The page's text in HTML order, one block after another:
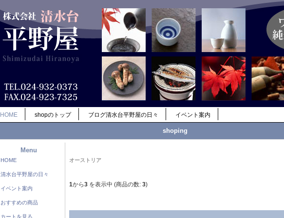
HOME shopのトップ ブログ清水台平野屋の日々 イベント案内
shoping
Menu
HOME
清水台平野屋の日々
イベント案内
おすすめの商品
カートを見る
オーストリア
1から3 を表示中 (商品の数: 3)